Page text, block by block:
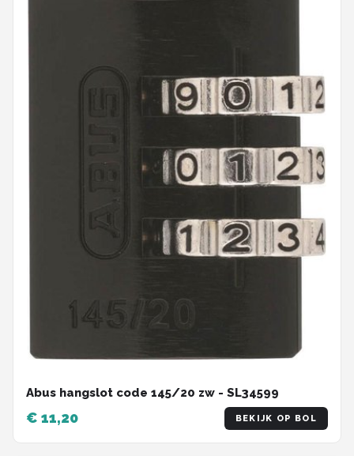
Abus hangslot code 145/20 zw - SL34599
€ 11,20 BEKIJK OP BOL